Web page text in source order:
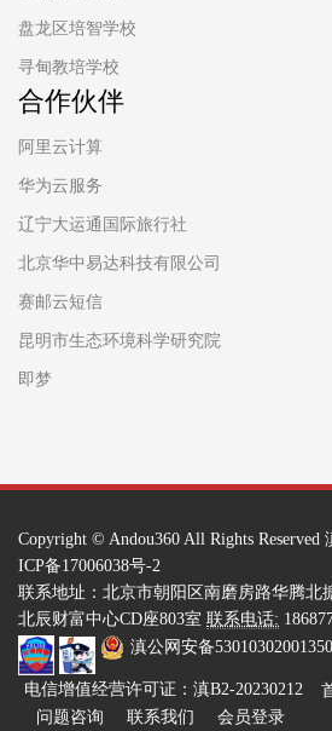
盘龙区培智学校
寻甸教培学校
合作伙伴
阿里云计算
华为云服务
辽宁大运通国际旅行社
北京华中易达科技有限公司
赛邮云短信
昆明市生态环境科学研究院
即梦
Copyright © Andou360 All Rights Reserved
ICP备17006038号-2
联系地址：北京市朝阳区南磨房路华腾
北辰财富中心CD座803室 联系电话:
滇公网安备
电信增值经营许可证：滇B2-20230212
问题咨询
联系我们 会员登录